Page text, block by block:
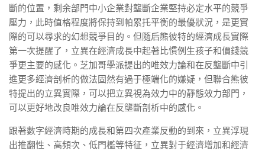
斷的位置，剩余部門中小企業對壟斷企業堅持必定水平的競爭
壓力，此時值格程度將保持到帕累托平衡的最優狀況，是更實
際的可以尋求的幻想競爭目的。但隨后熊彼特的經濟成長實際
第一次提醒了，立異在經濟成長中起著比慣例生孩子和價錢競
爭更主要的感化。芝加哥學派提出的唯效力論和在反壟斷中引
進更多經濟剖析的做法固然有過于極端化的嫌疑，但聯合熊彼
特提出的立異實際，可以把立異視為效力中的靜態效力部門，
可以更好地改良唯效力論在反壟斷剖析中的感化。
跟著數字經濟時期的成長和第四次產業反動的到來，立異浮現
出推翻性、高頻次、低門檻等特征，立異對于經濟增加和經濟